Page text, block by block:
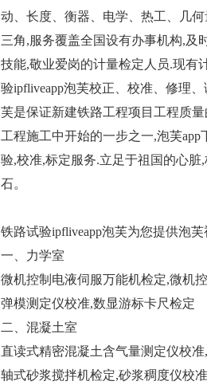
动、长度、衡器、电学
三角,服务覆盖全国设有办事机构,及
技能,敬业爱岗的计量检定人员.现有
验ipfliveapp泡芙校正、校准、修
芙是保证新建铁路工程项目工程质
工程施工中开始的一步之一,泡芙app
验,校准,标定服务.立足于祖国的心
石。
铁路试验ipfliveapp泡芙为您提供泡芙视
一、力学室
微机控制电液伺服万能机检定,微机
弹模测定仪校准,数显游标卡尺检定
二、混凝土室
直读式精密混凝土含气量测定仪校
轴式砂浆搅拌机检定,砂浆稠度仪校